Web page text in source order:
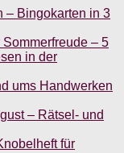
– Bingokarten in 3
– 5
in der
ums Handwerken
– Rätsel- und
für